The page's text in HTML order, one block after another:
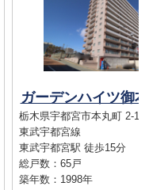
ガーデンハイツ御
栃木県宇都宮市本丸町 2-16
東武宇都宮線
東武宇都宮駅 徒歩15分
総戸数：65戸
築年数：1998年